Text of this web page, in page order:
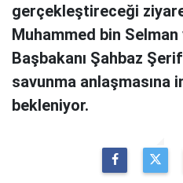
gerçekleştireceği
Muhammed bin
Başbakanı Şahbaz
savunma anlaşmasına
bekleniyor.